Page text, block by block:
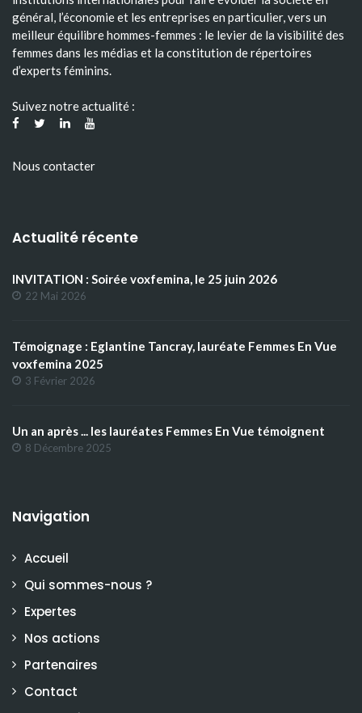
général, l’économie et les entreprises en particulier, vers un
meilleur équilibre hommes-femmes : le levier de la visibilité des
femmes dans les médias et la constitution de répertoires
d’experts féminins.
Suivez notre actualité :
Nous contacter
Actualité récente
INVITATION : Soirée voxfemina, le 25 juin 2026
22 Mai 2026
Témoignage : Eglantine Tancray, lauréate Femmes En Vue
voxfemina 2025
3 Février 2026
Un an après ... les lauréates Femmes En Vue témoignent
8 Décembre 2025
Navigation
Accueil
Qui sommes-nous ?
Expertes
Nos actions
Partenaires
Contact